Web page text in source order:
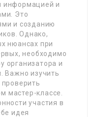
информацией и
Это
и созданию
Однако,
нюансах при
необходимо
организатора и
Важно изучить
мастер-классе.
участия в
идея